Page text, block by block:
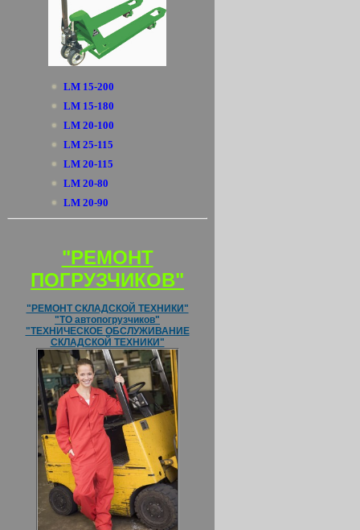
LM 15-200
LM 15-180
LM 20-100
LM 25-115
LM 20-115
LM 20-80
LM 20-90
"РЕМОНТ
ПОГРУЗЧИКОВ"
"РЕМОНТ СКЛАДСКОЙ ТЕХНИКИ"
"ТО автопогрузчиков"
"ТЕХНИЧЕСКОЕ ОБСЛУЖИВАНИЕ
СКЛАДСКОЙ ТЕХНИКИ"